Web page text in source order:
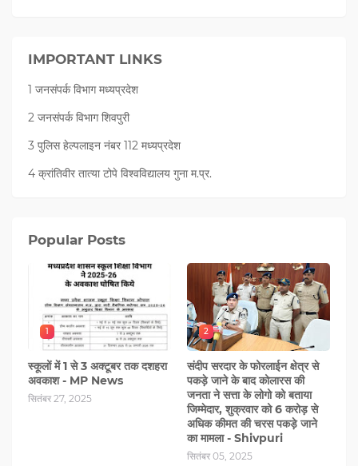
IMPORTANT LINKS
1 जनसंपर्क विभाग मध्यप्रदेश
2 जनसंपर्क विभाग शिवपुरी
3 पुलिस हेल्पलाइन नंबर 112 मध्‍यप्रदेश
4 क्रांतिवीर तात्या टोपे विश्वविद्यालय गुना म.प्र.
Popular Posts
1
स्कूलों में 1 से 3 अक्टूबर तक दशहरा
अवकाश - MP News
सितंबर 27, 2025
2
संदीप सरदार के फोरलाईन क्षेत्र से
पकड़े जाने के बाद कोलारस की
जनता ने सत्ता के लोगो को बताया
जिम्मेदार, शुक्रवार को 6 करोड़ से
अधिक कीमत की चरस पकड़े जाने
का मामला - Shivpuri
सितंबर 05, 2025